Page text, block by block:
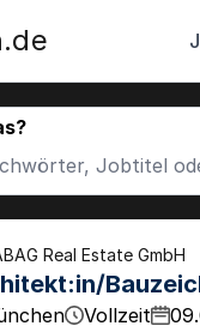
.de
Real Estate GmbH
Vollzeit